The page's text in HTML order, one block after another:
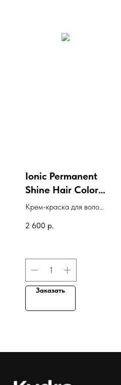
Ionic Permanent
Shine Hair Color
10S - EXTRA
BLONDE, 85 гр
Крем-краска для волос
Hair Color 10S - EXTRA
2 600 р.
Заказать